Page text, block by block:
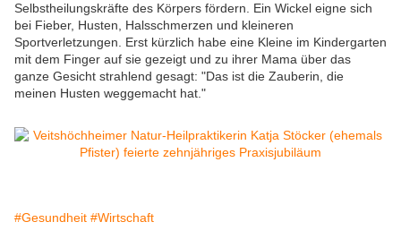
Selbstheilungskräfte des Körpers fördern. Ein Wickel eigne sich
bei Fieber, Husten, Halsschmerzen und kleineren
Sportverletzungen. Erst kürzlich habe eine Kleine im Kindergarten
mit dem Finger auf sie gezeigt und zu ihrer Mama über das
ganze Gesicht strahlend gesagt: "Das ist die Zauberin, die
meinen Husten weggemacht hat."
#Gesundheit #Wirtschaft